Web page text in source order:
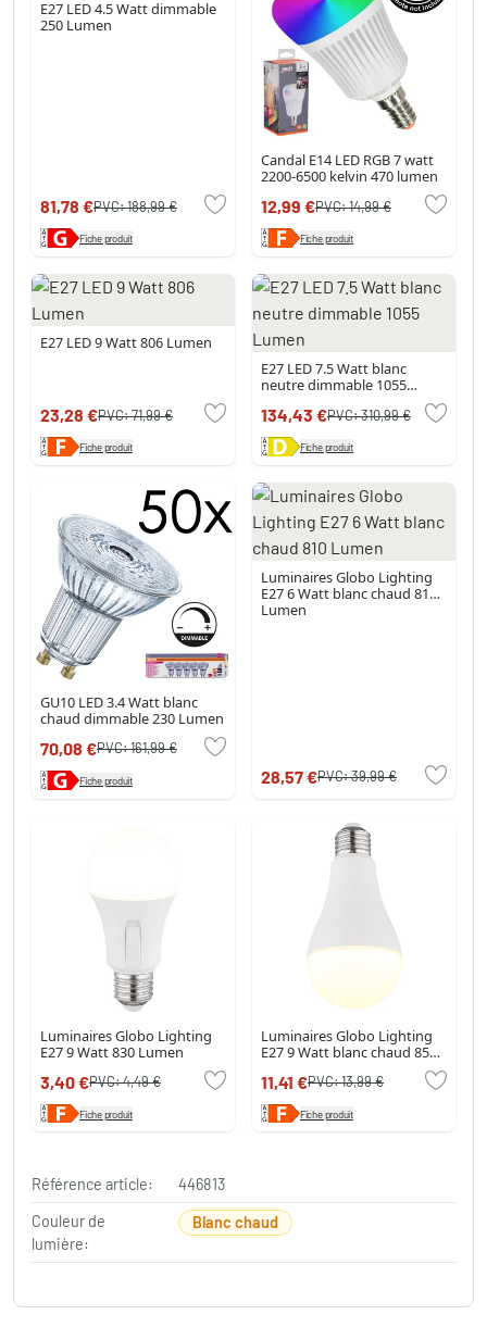
E27 LED 4.5 Watt dimmable
250 Lumen
81,78 €PVC:188,99 €
Fiche produit
Candal E14 LED RGB 7 watt
2200-6500 kelvin 470 lumen
12,99 €PVC:14,99 €
Fiche produit
E27 LED 9 Watt 806 Lumen
23,28 €PVC:71,99 €
Fiche produit
E27 LED 7.5 Watt blanc
neutre dimmable 1055
134,43 €PVC:310,99 €
Fiche produit
GU10 LED 3.4 Watt blanc
chaud dimmable 230 Lumen
70,08 €PVC:161,99 €
Fiche produit
Luminaires Globo Lighting
E27 6 Watt blanc chaud 810
Lumen
28,57 €PVC:39,99 €
Luminaires Globo Lighting
E27 9 Watt 830 Lumen
3,40 €PVC:4,49 €
Fiche produit
Luminaires Globo Lighting
E27 9 Watt blanc chaud 850
11,41 €PVC:13,99 €
Fiche produit
Référence article:
446813
Couleur de
lumière:
Blanc chaud